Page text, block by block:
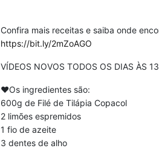
Confira mais receitas e saiba onde
https://bit.ly/2mZoAGO
VÍDEOS NOVOS TODOS OS DIAS ÀS
❤Os ingredientes são:
600g de Filé de Tilápia Copacol
2 limões espremidos
1 fio de azeite
3 dentes de alho